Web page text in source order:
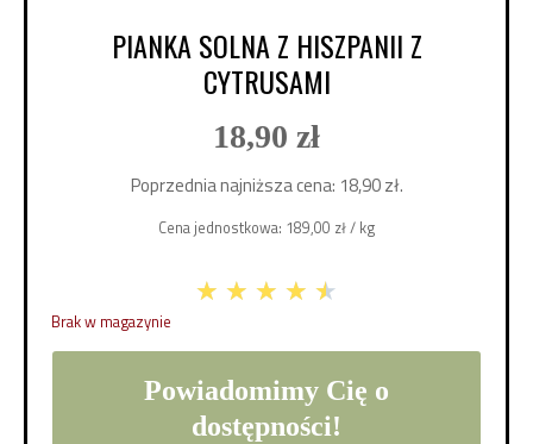
PIANKA SOLNA Z HISZPANII Z
CYTRUSAMI
18,90 zł
Poprzednia najniższa cena: 18,90zł.
Cena jednostkowa: 189,00 zł/ kg
★ ★ ★ ★ ★
Brak w magazynie
Powiadomimy Cię o
dostępności!